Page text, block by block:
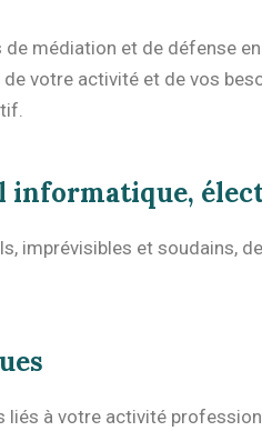
médiation et de défense
votre activité et de vos
informatique,
imprévisibles et soudains,
à votre activité